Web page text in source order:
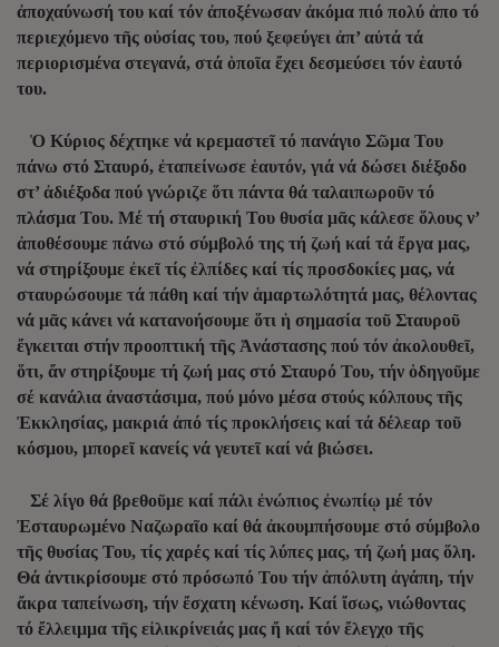
ἀποχαύνωσή του καί τόν ἀποξένωσαν ἀκόμα πιό πολύ ἀπο τό
περιεχόμενο τῆς οὐσίας του, πού ξεφεύγει ἀπ’ αὐτά τά
περιορισμένα στεγανά, στά ὁποῖα ἔχει δεσμεύσει τόν ἑαυτό
του.
Ὁ Κύριος δέχτηκε νά κρεμαστεῖ τό πανάγιο Σῶμα Του
πάνω στό Σταυρό, ἐταπείνωσε ἑαυτόν, γιά νά δώσει διέξοδο
στ’ ἀδιέξοδα πού γνώριζε ὅτι πάντα θά ταλαιπωροῦν τό
πλάσμα Του. Μέ τή σταυρική Του θυσία μᾶς κάλεσε ὅλους ν’
ἀποθέσουμε πάνω στό σύμβολό της τή ζωή καί τά ἔργα μας,
νά στηρίξουμε ἐκεῖ τίς ἐλπίδες καί τίς προσδοκίες μας, νά
σταυρώσουμε τά πάθη καί τήν ἁμαρτωλότητά μας, θέλοντας
νά μᾶς κάνει νά κατανοήσουμε ὅτι ἡ σημασία τοῦ Σταυροῦ
ἔγκειται στήν προοπτική τῆς Ἀνάστασης πού τόν ἀκολουθεῖ,
ὅτι, ἄν στηρίξουμε τή ζωή μας στό Σταυρό Του, τήν ὁδηγοῦμε
σέ κανάλια ἀναστάσιμα, πού μόνο μέσα στούς κόλπους τῆς
Ἐκκλησίας, μακριά ἀπό τίς προκλήσεις καί τά δέλεαρ τοῦ
κόσμου, μπορεῖ κανείς νά γευτεῖ καί νά βιώσει.
Σέ λίγο θά βρεθοῦμε καί πάλι ἐνώπιος ἐνωπίῳ μέ τόν
Ἐσταυρωμένο Ναζωραῖο καί θά ἀκουμπήσουμε στό σύμβολο
τῆς θυσίας Του, τίς χαρές καί τίς λύπες μας, τή ζωή μας ὅλη.
Θά ἀντικρίσουμε στό πρόσωπό Του τήν ἀπόλυτη ἀγάπη, τήν
ἄκρα ταπείνωση, τήν ἔσχατη κένωση. Καί ἴσως, νιώθοντας
τό ἔλλειμμα τῆς εἰλικρίνειάς μας ἤ καί τόν ἔλεγχο τῆς